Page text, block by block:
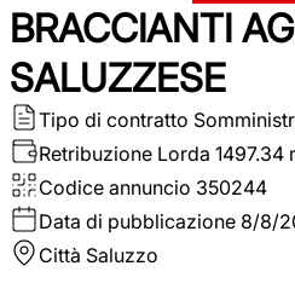
BRACCIANTI
SALUZZESE
Tipo di contratto
Retribuzione Lorda 1497.34
Codice annuncio 350244
Data di pubblicazione 8/8/
Città Saluzzo